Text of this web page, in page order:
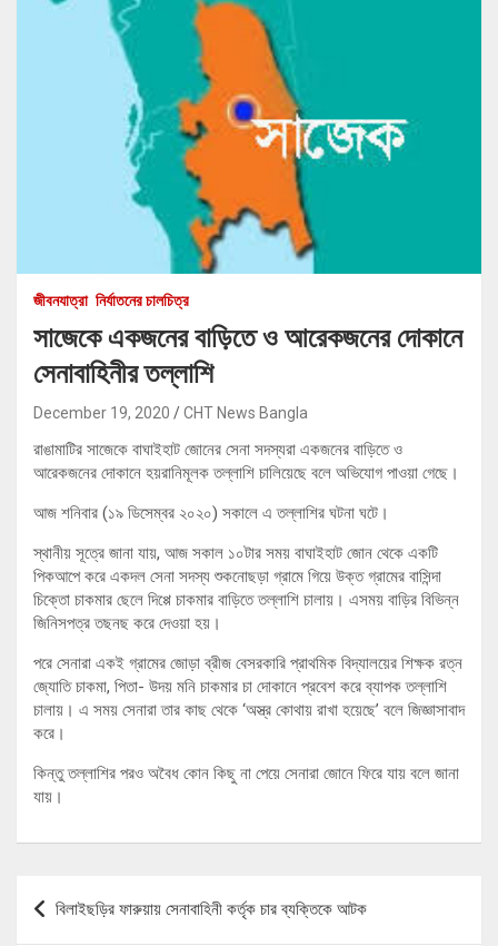
জীবনযাত্রা নির্যাতনের চালচিত্র
সাজেকে একজনের বাড়িতে ও আরেকজনের দোকানে
সেনাবাহিনীর তল্লাশি
December 19, 2020 CHT News Bangla
রাঙামাটির সাজেকে বাঘাইহাট জোনের সেনা সদস্যরা একজনের বাড়িতে ও
আরেকজনের দোকানে হয়রানিমূলক তল্লাশি চালিয়েছে বলে অভিযোগ পাওয়া গেছে।
আজ শনিবার (১৯ ডিসেম্বর ২০২০) সকালে এ তল্লাশির ঘটনা ঘটে।
স্থানীয় সূত্রে জানা যায়, আজ সকাল ১০টার সময় বাঘাইহাট জোন থেকে একটি
পিকআপে করে একদল সেনা সদস্য শুকনোছড়া গ্রামে গিয়ে উক্ত গ্রামের বাসিন্দা
চিক্তো চাকমার ছেলে দিপ্পে চাকমার বাড়িতে তল্লাশি চালায়। এসময় বাড়ির বিভিন্ন
জিনিসপত্র তছনছ করে দেওয়া হয়।
পরে সেনারা একই গ্রামের জোড়া ব্রীজ বেসরকারি প্রাথমিক বিদ্যালয়ের শিক্ষক রত্ন
জ্যোতি চাকমা, পিতা- উদয় মনি চাকমার চা দোকানে প্রবেশ করে ব্যাপক তল্লাশি
চালায়। এ সময় সেনারা তার কাছ থেকে ‘অস্ত্র কোথায় রাখা হয়েছে’ বলে জিজ্ঞাসাবাদ
করে।
কিন্তু তল্লাশির পরও অবৈধ কোন কিছু না পেয়ে সেনারা জোনে ফিরে যায় বলে জানা
যায়।
Post
navigation
বিলাইছড়ির ফারুয়ায় সেনাবাহিনী কর্তৃক চার ব্যক্তিকে আটক